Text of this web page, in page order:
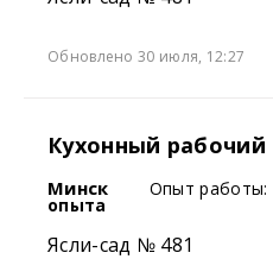
Обновлено 30 июля, 12:27
Кухонный рабочий
Минск Опыт работы:
опыта
Ясли-сад № 481